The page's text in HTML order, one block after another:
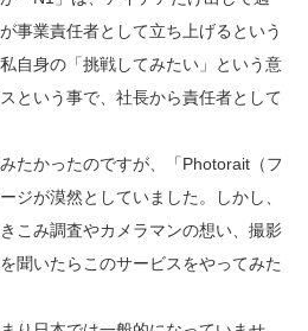
事業責任者として立ち上げるという
自身の「挑戦してみたい」という意
という事で、社長から責任者として
たかったのですが、「Photorait（フ
ジが漠然としていました。しかし、
こみ調査やカメラマンの想い、撮影
聞いたらこのサービスをやってみた